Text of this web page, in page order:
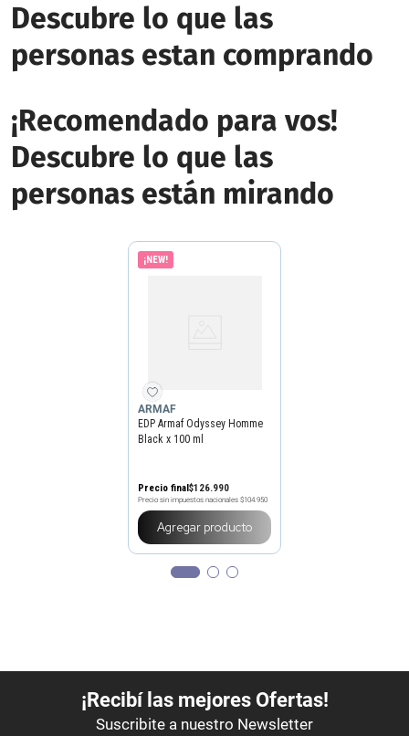
Descubre lo que las
personas estan comprando
¡Recomendado para vos!
Descubre lo que las
personas están mirando
¡NEW!
ARMAF
EDP Armaf Odyssey Homme
Black x 100 ml
Precio final$126.990
Precio sin impuestos nacionales $104.950
Agregar producto